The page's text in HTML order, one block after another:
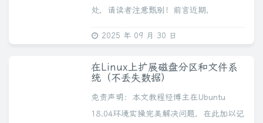
处，请读者注意甄别！前言近期，
CVE-2024-6387，该漏洞可能导致未经身
务...
2025 年 09 月 30 日
在Linux上扩展磁盘分区和文件系
统（不丢失数据）
免责声明：本文教程经博主在Ubuntu
18.04环境实操完美解决问题，在此加以记